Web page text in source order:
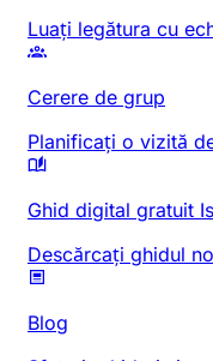
Luați legătura cu
Cerere de grup
Planificați o vizită
Ghid digital gratuit
Descărcați ghidul
Blog